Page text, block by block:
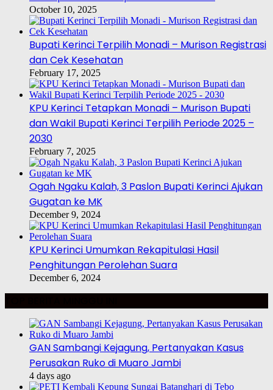
October 10, 2025
Bupati Kerinci Terpilih Monadi – Murison Registrasi
dan Cek Kesehatan
February 17, 2025
KPU Kerinci Tetapkan Monadi – Murison Bupati
dan Wakil Bupati Kerinci Terpilih Periode 2025 –
2030
February 7, 2025
Ogah Ngaku Kalah, 3 Paslon Bupati Kerinci Ajukan
Gugatan ke MK
December 9, 2024
KPU Kerinci Umumkan Rekapitulasi Hasil
Penghitungan Perolehan Suara
December 6, 2024
GAN Sambangi Kejagung, Pertanyakan Kasus
Perusakan Ruko di Muaro Jambi
4 days ago